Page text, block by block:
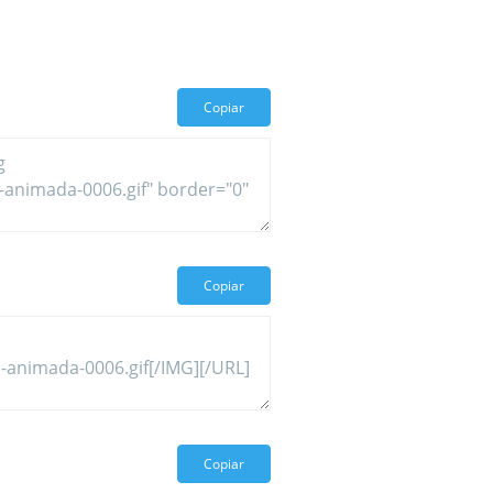
Copiar
Copiar
Copiar